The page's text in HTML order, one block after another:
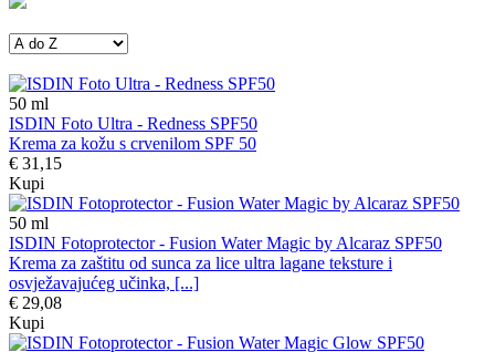
50 ml
ISDIN Foto Ultra - Redness SPF50
Krema za kožu s crvenilom SPF 50
€ 31,15
Kupi
50 ml
ISDIN Fotoprotector - Fusion Water Magic by Alcaraz SPF50
Krema za zaštitu od sunca za lice ultra lagane teksture i
osvježavajućeg učinka, [...]
€ 29,08
Kupi